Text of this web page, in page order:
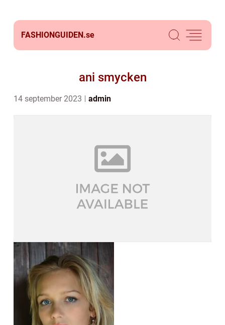
FASHIONGUIDEN.se
ani smycken
14 september 2023 admin